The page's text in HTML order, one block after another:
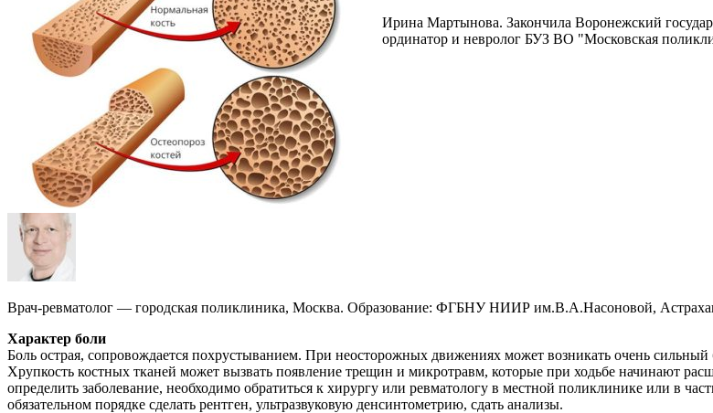
Ирина Мартынова. Закончила Воронежский
ординатор и невролог БУЗ ВО "Московская
Врач-ревматолог — городская поликлиника, Москва. Образование: ФГБНУ НИИР им.В.А.Насоновой,
Характер боли
Боль острая, сопровождается похрустыванием. При неосторожных движениях может возникать очень
Хрупкость костных тканей может вызвать появление трещин и микротравм, которые при ходьбе начинают
определить заболевание, необходимо обратиться к хирургу или ревматологу в местной поликлинике или в
обязательном порядке сделать рентген, ультразвуковую денсинтометрию, сдать анализы.